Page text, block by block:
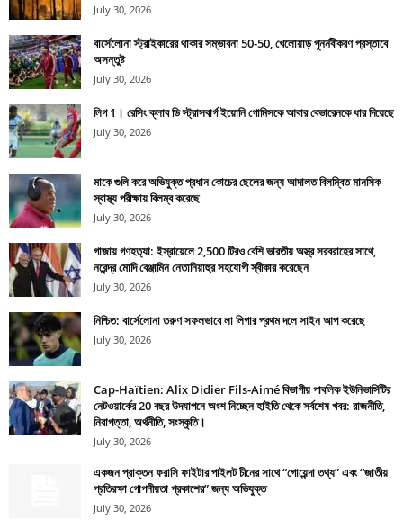
July 30, 2026
বার্সেলোনা স্ট্রাইকারের থাকার সম্ভাবনা 50-50, খেলোয়াড় পুনর্নবীকরণ প্রস্তাবে
অসন্তুষ্ট
July 30, 2026
লিগ 1। রেসিং ক্লাব ডি স্ট্রাসবার্গ ইয়োনি গোমিসকে আবার বেভারেনকে ধার দিয়েছে
July 30, 2026
মাকে গুলি করে অভিযুক্ত প্রধান কোচের ছেলের জন্য আদালত বিলম্বিত মানসিক
স্বাস্থ্য পরীক্ষায় বিলম্ব করেছে
July 30, 2026
গাজায় গণহত্যা: ইস্রায়েলে 2,500 টিরও বেশি ভারতীয় অস্ত্র সরবরাহের সাথে,
নরেন্দ্র মোদি বেঞ্জামিন নেতানিয়াহুর সহযোগী স্বীকার করেছেন
July 30, 2026
নিশ্চিত: বার্সেলোনা তরুণ সফলভাবে লা লিগার প্রথম দলে সাইন আপ করেছে
July 30, 2026
Cap-Haïtien: Alix Didier Fils-Aimé বিভাগীয় পাবলিক ইউনিভার্সিটির
নেটওয়ার্কের 20 বছর উদযাপনে অংশ নিচ্ছেন হাইতি থেকে সর্বশেষ খবর: রাজনীতি,
নিরাপত্তা, অর্থনীতি, সংস্কৃতি।
July 30, 2026
একজন প্রাক্তন ফরাসি ফাইটার পাইলট চীনের সাথে “গোয়েন্দা তথ্য” এবং “জাতীয়
প্রতিরক্ষা গোপনীয়তা প্রকাশের” জন্য অভিযুক্ত
July 30, 2026